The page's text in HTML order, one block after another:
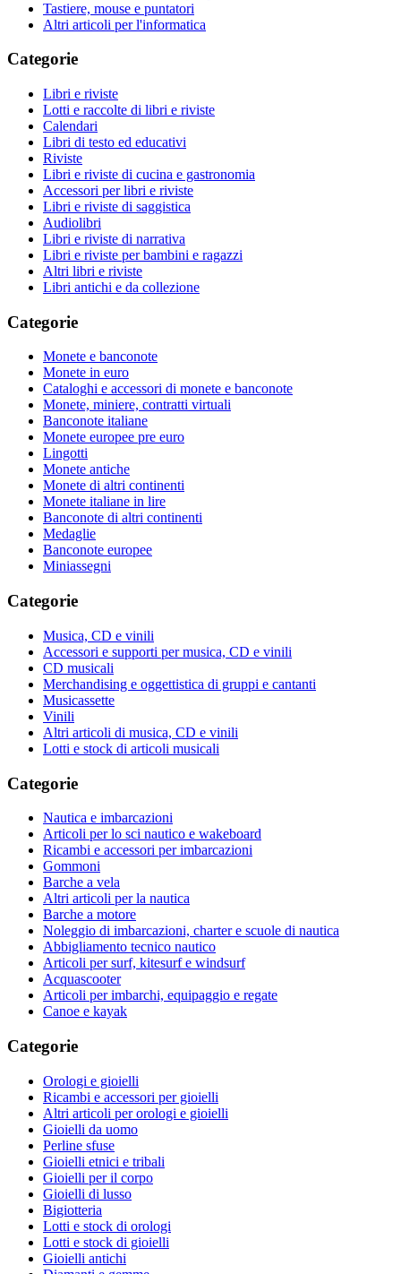
Tastiere, mouse e puntatori
Altri articoli per l'informatica
Categorie
Libri e riviste
Lotti e raccolte di libri e riviste
Calendari
Libri di testo ed educativi
Riviste
Libri e riviste di cucina e gastronomia
Accessori per libri e riviste
Libri e riviste di saggistica
Audiolibri
Libri e riviste di narrativa
Libri e riviste per bambini e ragazzi
Altri libri e riviste
Libri antichi e da collezione
Categorie
Monete e banconote
Monete in euro
Cataloghi e accessori di monete e banconote
Monete, miniere, contratti virtuali
Banconote italiane
Monete europee pre euro
Lingotti
Monete antiche
Monete di altri continenti
Monete italiane in lire
Banconote di altri continenti
Medaglie
Banconote europee
Miniassegni
Categorie
Musica, CD e vinili
Accessori e supporti per musica, CD e vinili
CD musicali
Merchandising e oggettistica di gruppi e cantanti
Musicassette
Vinili
Altri articoli di musica, CD e vinili
Lotti e stock di articoli musicali
Categorie
Nautica e imbarcazioni
Articoli per lo sci nautico e wakeboard
Ricambi e accessori per imbarcazioni
Gommoni
Barche a vela
Altri articoli per la nautica
Barche a motore
Noleggio di imbarcazioni, charter e scuole di nautica
Abbigliamento tecnico nautico
Articoli per surf, kitesurf e windsurf
Acquascooter
Articoli per imbarchi, equipaggio e regate
Canoe e kayak
Categorie
Orologi e gioielli
Ricambi e accessori per gioielli
Altri articoli per orologi e gioielli
Gioielli da uomo
Perline sfuse
Gioielli etnici e tribali
Gioielli per il corpo
Gioielli di lusso
Bigiotteria
Lotti e stock di orologi
Lotti e stock di gioielli
Gioielli antichi